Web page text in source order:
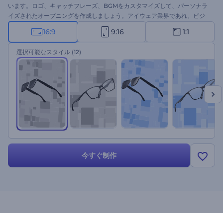
います。ロゴ、キャッチフレーズ、BGMをカスタマイズして、パーソナラ
イズされたオープニングを作成しましょう。アイウェア業界であれ、ビジ
ョンケアソリューションのプロモーションであれ、このテンプレートは完
璧な選択です。今すぐ作成して、ブランドの存在感をより高いレベルに引
き上げましょう！
16:9 9:16 1:1
選択可能なスタイル (12)
今すぐ制作